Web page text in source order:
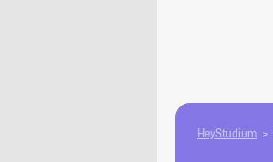
HeyStudium